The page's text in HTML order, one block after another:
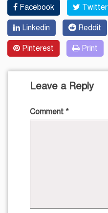
Facebook Twitter
Linkedin Reddit
Pinterest Print
Leave a Reply
Comment *